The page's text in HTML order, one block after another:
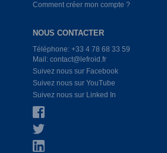
Comment créer mon compte ?
NOUS CONTACTER
Téléphone: +33 4 78 68 33 59
Mail: contact@lefroid.fr
Suivez nous sur Facebook
Suivez nous sur YouTube
Suivez nous sur Linked In